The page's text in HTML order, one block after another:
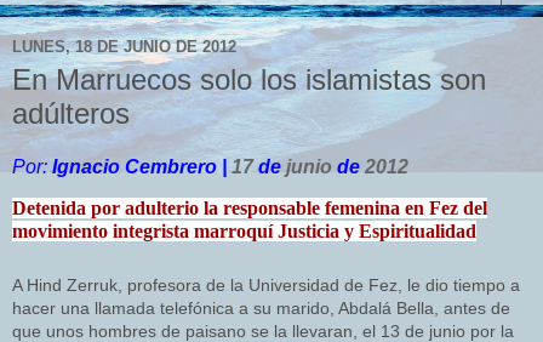
LUNES, 18 DE JUNIO DE 2012
En Marruecos solo los islamistas son
adúlteros
Por: Ignacio Cembrero 17de junio de 2012
Detenida por adulterio la responsable femenina en Fez del
movimiento integrista marroquí Justicia y Espiritualidad
A Hind Zerruk, profesora de la Universidad de Fez, le dio tiempo a
hacer una llamada telefónica a su marido, Abdalá Bella, antes de
que unos hombres de paisano se la llevaran, el 13 de junio por la